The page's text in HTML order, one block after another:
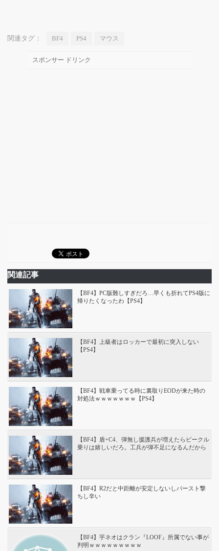
関連タグ： BF4 PS4 マウス
スポンサー ドリンク
関連記事
【BF4】PC版難しすぎだろ…早くも折れてPS4版に
帰りたくなったわ【PS4】
【BF4】上級者はロッカーで最初に突入しない
【PS4】
【BF4】戦車乗ってる時に裏取りEODが来た時の
対処法ｗｗｗｗｗｗｗ【PS4】
【BF4】盾+C4、弾無し援護兵が増えたらビークル
乗りは嬉しいだろ。工兵が弾不足になるんだから
【BF4】R2だと中距離が安定しないしバースト撃
ちし辛い
【BF4】芋ネオはクラン『LOOF』所属でない事が
判明ｗｗｗｗｗｗｗｗｗ